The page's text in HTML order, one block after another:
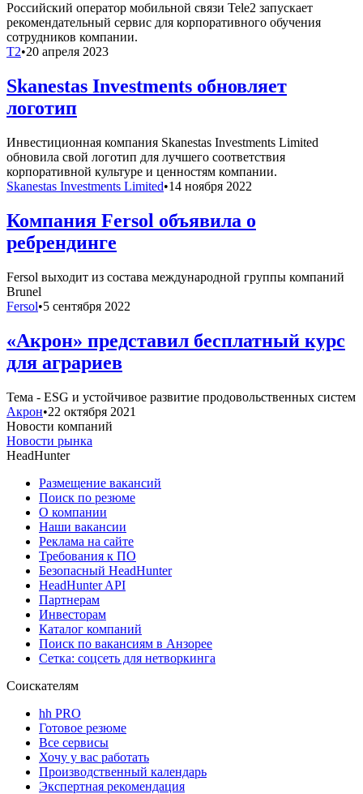
Российский оператор мобильной связи Tele2 запускает
рекомендательный сервис для корпоративного обучения
сотрудников компании.
T2•20 апреля 2023
Skanestas Investments обновляет
логотип
Инвестиционная компания Skanestas Investments Limited
обновила свой логотип для лучшего соответствия
корпоративной культуре и ценностям компании.
Skanestas Investments Limited•14 ноября 2022
Компания Fersol объявила о
ребрендинге
Fersol выходит из состава международной группы компаний
Brunel
Fersol•5 сентября 2022
«Акрон» представил бесплатный курс
для аграриев
Тема - ESG и устойчивое развитие продовольственных систем
Акрон•22 октября 2021
Новости компаний
Новости рынка
HeadHunter
Размещение вакансий
Поиск по резюме
О компании
Наши вакансии
Реклама на сайте
Требования к ПО
Безопасный HeadHunter
HeadHunter API
Партнерам
Инвесторам
Каталог компаний
Поиск по вакансиям в Анзорее
Сетка: соцсеть для нетворкинга
Соискателям
hh PRO
Готовое резюме
Все сервисы
Хочу у вас работать
Производственный календарь
Экспертная рекомендация